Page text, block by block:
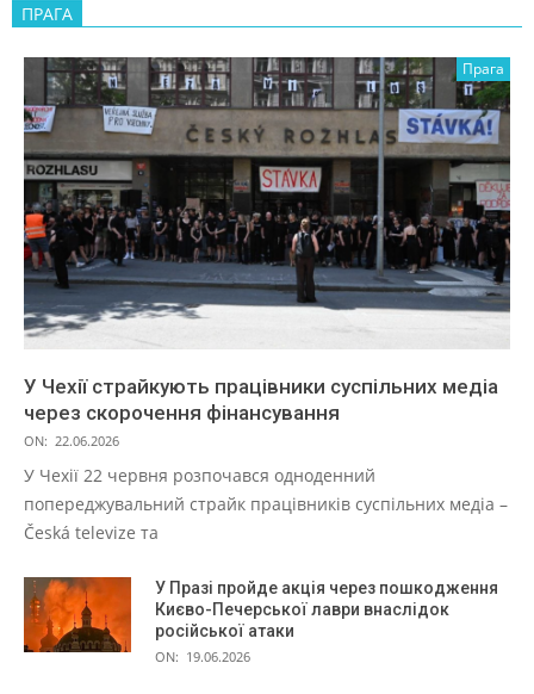
ПРАГА
Прага
У Чехії страйкують працівники суспільних медіа
через скорочення фінансування
ON: 22.06.2026
У Чехії 22 червня розпочався одноденний
попереджувальний страйк працівників суспільних медіа –
Česká televize та
У Празі пройде акція через пошкодження
Києво-Печерської лаври внаслідок
російської атаки
ON: 19.06.2026